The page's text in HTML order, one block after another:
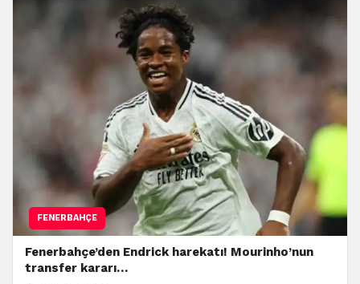
FENERBAHÇE
Fenerbahçe’den Endrick harekatı! Mourinho’nun
transfer kararı…